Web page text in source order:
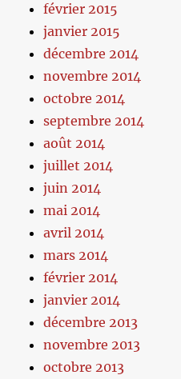
février 2015
janvier 2015
décembre 2014
novembre 2014
octobre 2014
septembre 2014
août 2014
juillet 2014
juin 2014
mai 2014
avril 2014
mars 2014
février 2014
janvier 2014
décembre 2013
novembre 2013
octobre 2013